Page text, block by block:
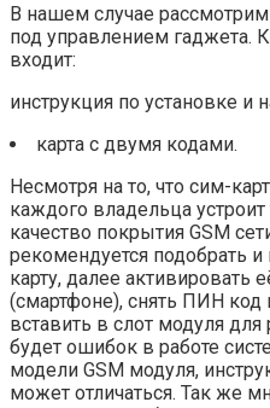
В нашем случае
под управлением гаджета.
входит:
инструкция по установке и
карта с двумя кодами.
Несмотря на то, что сим-
каждого владельца
качество покрытия GSM
рекомендуется подобрать
карту, далее активировать
(смартфоне), снять ПИН
вставить в слот модуля
будет ошибок в работе
модели GSM модуля,
может отличаться. Так же